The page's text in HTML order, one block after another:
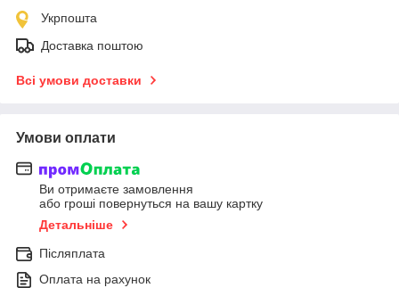
Укрпошта
Доставка поштою
Всі умови доставки
Умови оплати
Ви отримаєте замовлення
або гроші повернуться на вашу картку
Детальніше
Післяплата
Оплата на рахунок